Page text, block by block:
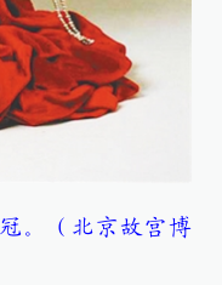
。（北京故宫博